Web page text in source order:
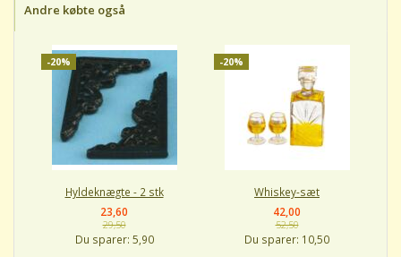
Andre købte også
-20%
Hyldeknægte - 2 stk
23,60
29,50
Du sparer: 5,90
-20%
Whiskey-sæt
42,00
52,50
Du sparer: 10,50